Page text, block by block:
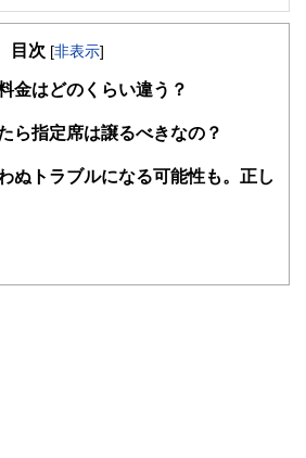
目次 [非表示]
金はどのくらい違う？
ら指定席は譲るべきなの？
ぬトラブルになる可能性も。正し